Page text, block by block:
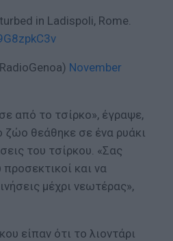
in Ladispoli, Rome.
November
από το τσίρκο», έγραψε,
ζώο θεάθηκε σε ένα ρυάκι
του τσίρκου. «Σας
και να
μέχρι νεωτέρας»,
είπαν ότι το λιοντάρι